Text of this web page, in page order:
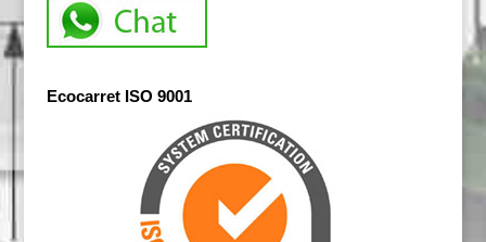
Ecocarret ISO 9001